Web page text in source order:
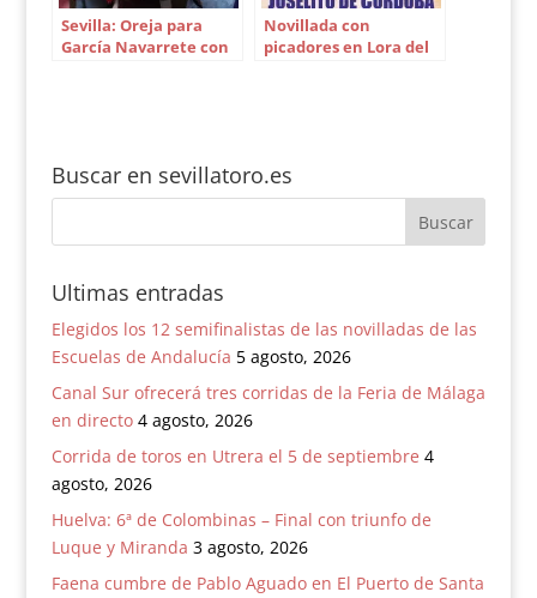
Sevilla: Oreja para
García Navarrete con
Novillada con
picadores en Lora del
Buscar en sevillatoro.es
Ultimas entradas
Elegidos los 12 semifinalistas de las novilladas de las
Escuelas de Andalucía 5 agosto, 2026
Canal Sur ofrecerá tres corridas de la Feria de Málaga
en directo 4 agosto, 2026
Corrida de toros en Utrera el 5 de septiembre 4
agosto, 2026
Huelva: 6ª de Colombinas – Final con triunfo de
Luque y Miranda 3 agosto, 2026
Faena cumbre de Pablo Aguado en El Puerto de Santa